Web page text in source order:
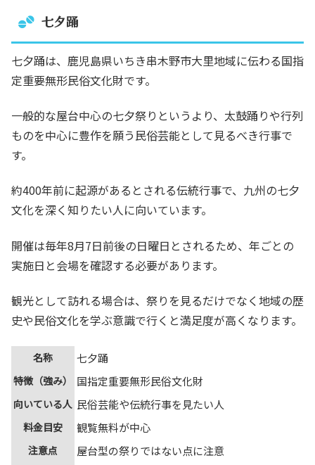
七夕踊
七夕踊は、鹿児島県いちき串木野市大里地域に伝わる国指
定重要無形民俗文化財です。
一般的な屋台中心の七夕祭りというより、太鼓踊りや行列
ものを中心に豊作を願う民俗芸能として見るべき行事で
す。
約400年前に起源があるとされる伝統行事で、九州の七夕
文化を深く知りたい人に向いています。
開催は毎年8月7日前後の日曜日とされるため、年ごとの
実施日と会場を確認する必要があります。
観光として訪れる場合は、祭りを見るだけでなく地域の歴
史や民俗文化を学ぶ意識で行くと満足度が高くなります。
名称 七夕踊
特徴（強み） 国指定重要無形民俗文化財
向いている人 民俗芸能や伝統行事を見たい人
料金目安 観覧無料が中心
注意点 屋台型の祭りではない点に注意